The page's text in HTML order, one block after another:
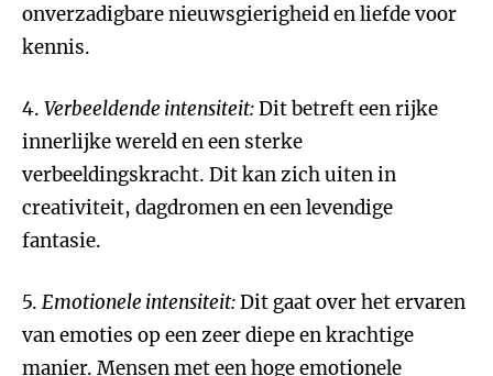
onverzadigbare nieuwsgierigheid en liefde voor
kennis.
4. Verbeeldende intensiteit:Dit betreft een rijke
innerlijke wereld en een sterke
verbeeldingskracht. Dit kan zich uiten in
creativiteit, dagdromen en een levendige
fantasie.
5. Emotionele intensiteit:Dit gaat over het ervaren
van emoties op een zeer diepe en krachtige
manier. Mensen met een hoge emotionele